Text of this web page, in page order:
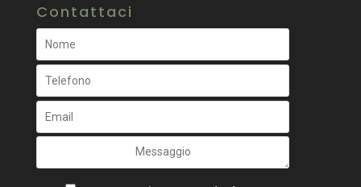
Contattaci